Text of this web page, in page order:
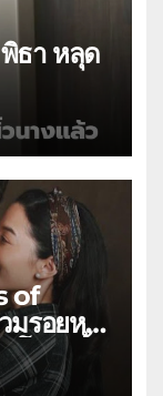
ธา หลุด
of
มรอยหนี
ลกครั้ง